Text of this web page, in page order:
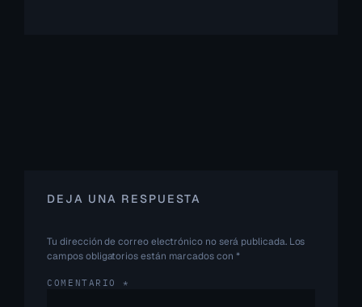
DEJA UNA RESPUESTA
Tu dirección de correo electrónico no será publicada. Los
campos obligatorios están marcados con *
COMENTARIO*